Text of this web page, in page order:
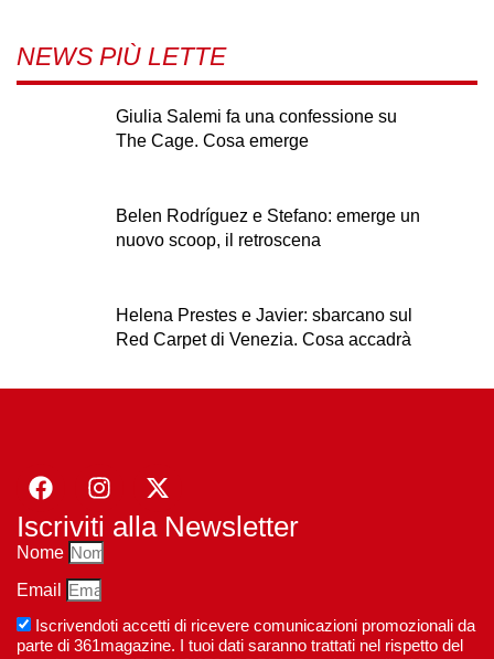
NEWS PIÙ LETTE
Giulia Salemi fa una confessione su
The Cage. Cosa emerge
Belen Rodríguez e Stefano: emerge un
nuovo scoop, il retroscena
Helena Prestes e Javier: sbarcano sul
Red Carpet di Venezia. Cosa accadrà
Iscriviti alla Newsletter
Nome
Email
Iscrivendoti accetti di ricevere comunicazioni promozionali da
parte di 361magazine. I tuoi dati saranno trattati nel rispetto del